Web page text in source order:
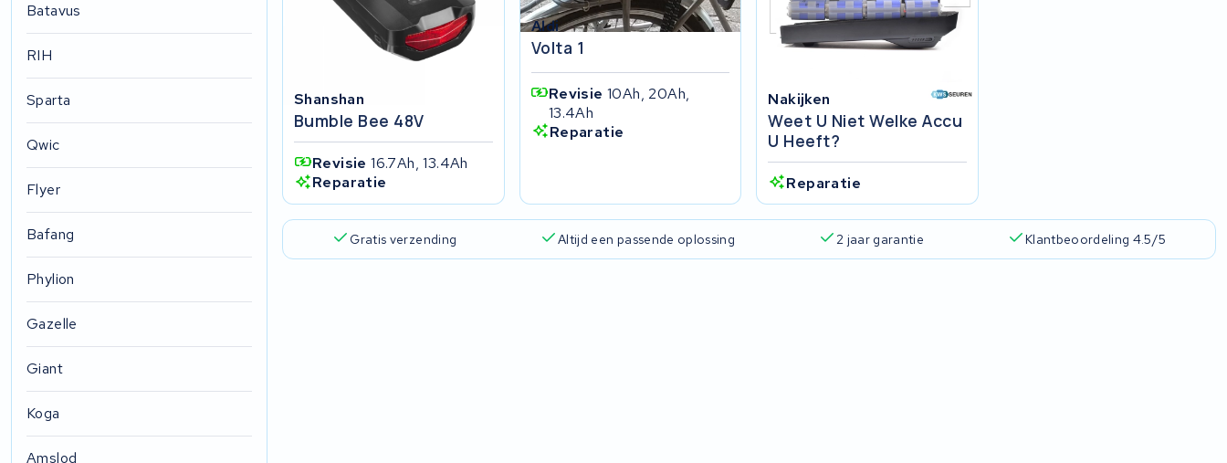
Batavus
RIH
Sparta
Qwic
Flyer
Bafang
Phylion
Gazelle
Giant
Koga
Amslod
Shanshan
Bumble Bee 48V
Revisie16.7Ah, 13.4Ah
Reparatie
Aldi
Volta 1
Revisie 10Ah, 20Ah,
13.4Ah
Reparatie
Nakijken
Weet U Niet Welke Accu
U Heeft?
Reparatie
Gratis verzending Altijd een passende oplossing 2 jaar garantie Klantbeoordeling 4.5/5